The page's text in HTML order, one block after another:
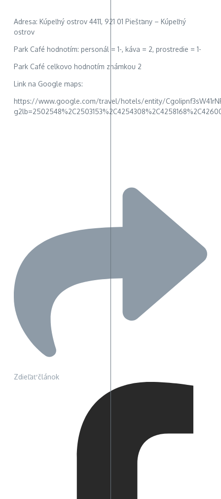
Adresa: Kúpeľný ostrov 4411, 921 01 Piešťany – Kúpeľný
ostrov
Park Café hodnotím: personál = 1-, káva = 2, prostredie = 1-
Park Café celkovo hodnotím známkou 2
Link na Google maps:
https://www.google.com/travel/hotels/entity/
Zdieľať článok